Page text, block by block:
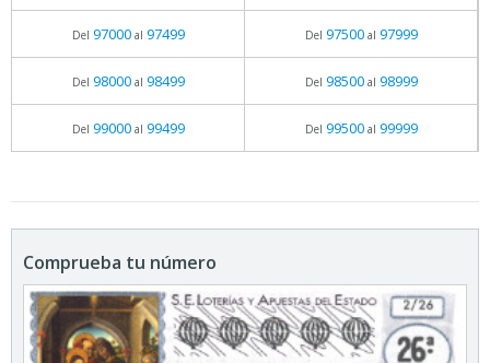
Del 97000al 97499 Del 97500al 97999
Del 98000al 98499 Del 98500al 98999
Del 99000al 99499 Del 99500al 99999
Comprueba tu número